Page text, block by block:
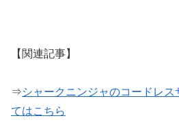
【関連記事】
⇒シャークニンジャのコードレ
てはこちら